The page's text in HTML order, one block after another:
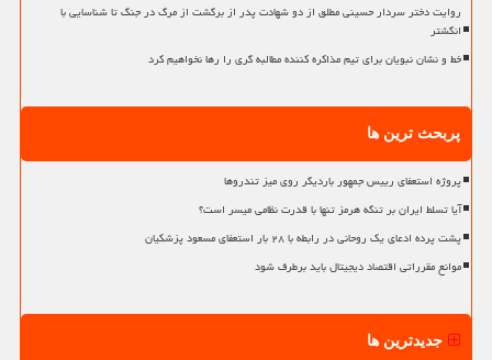
روایت دختر سردار حسینی مطلق از دو شهادت پدر از برگشت از مرگ در جنگ تا شناسایی با
انگشتر
خط و نشان نبویان برای تیم مذاکره کننده مطالبه گری را رها نخواهیم کرد
پربحث ترین ها
پروژه استعفای رییس جمهور باردیگر روی میز تندروها
آیا تسلط ایران بر تنگه هرمز تنها با قدرت نظامی میسر است؟
پشت پرده ادعای یک روحانی در رابطه با ۲۸ بار استعفای مسعود پزشکیان
موانع مقرراتی اقتصاد دیجیتال باید برطرف شود
جدیدترین ها